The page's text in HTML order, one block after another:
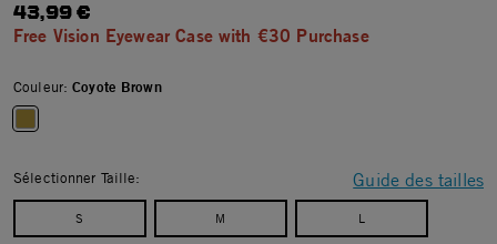
43,99 €
Free Vision Eyewear Case with €30 Purchase
Couleur:Coyote Brown
Guide des tailles
Sélectionner Taille:
S M L